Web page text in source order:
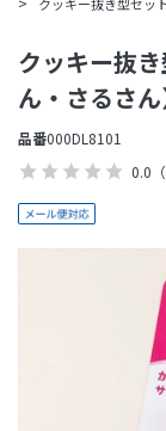
0.0
クッキー抜
ん・さるさ
品番000DL8101